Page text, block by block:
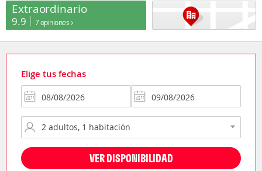
Extraordinario
9.9 7 opiniones
Elige tus fechas
VER DISPONIBILIDAD